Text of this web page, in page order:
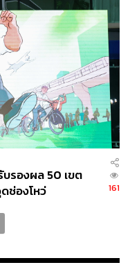
รองผล 50 เขต
ช่องโหว่
161